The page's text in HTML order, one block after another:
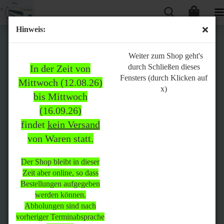
Hinweis:
In der Zeit von
Mittwoch (12.08.26)
bis Mittwoch
(16.09.26)
findet kein Versand
von Waren statt.
Der Shop bleibt in dieser
Zeit aber online, so dass
Bestellungen aufgegeben
werden können.
Abholungen sind nach
vorheriger Terminabsprache
Weiter zum Shop geht's
durch Schließen dieses
Fensters (durch Klicken auf
x)
Bitte
beachten:
In der Zeit von Mittwoch
(12.08.26) bis Mittwoch
(16.09.26)
statt.
Der Shop bleibt in dieser Zeit
aber online, so dass
Bestellungen aufgegeben
werden können.